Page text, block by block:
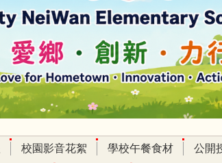
校園影音花絮 學校午餐食材 公開